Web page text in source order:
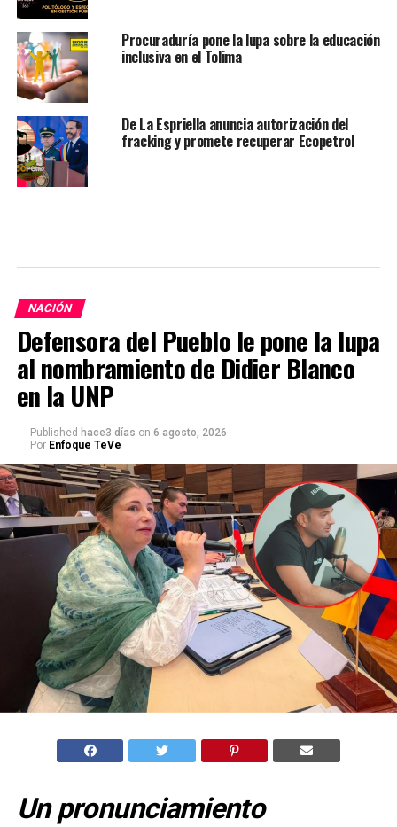
Procuraduría pone la lupa sobre la educación
inclusiva en el Tolima
De La Espriella anuncia autorización del
fracking y promete recuperar Ecopetrol
NACIÓN
Defensora del Pueblo le pone la lupa
al nombramiento de Didier Blanco
en la UNP
Published hace3 días on 6 agosto, 2026
Por Enfoque TeVe
Un pronunciamiento